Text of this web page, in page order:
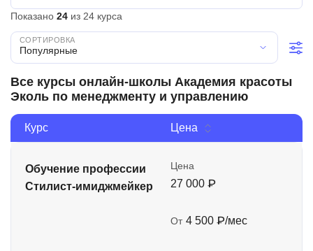
Показано 24 из 24 курса
Популярные
Все курсы онлайн-школы Академия красоты
Эколь по менеджменту и управлению
Курс Цена
Обучение профессии
Стилист-имиджмейкер
Цена
27 000 ₽
От 4 500 ₽/мес